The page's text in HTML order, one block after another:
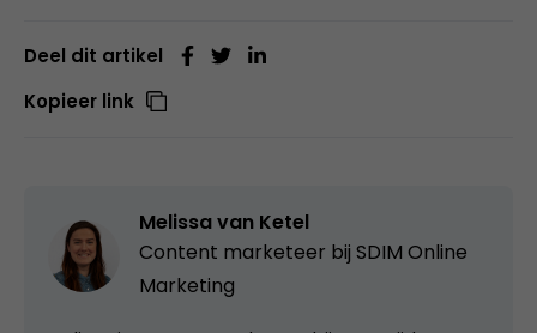
Deel dit artikel
Kopieer link
Melissa van Ketel
Content marketeer bij SDIM Online
Marketing